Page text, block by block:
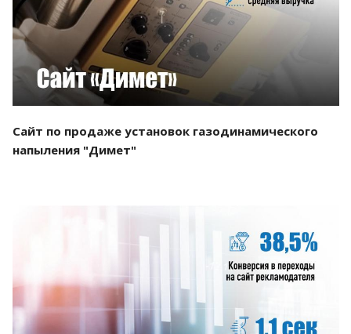
Сайт по продаже установок газодинамического
напыления "Димет"